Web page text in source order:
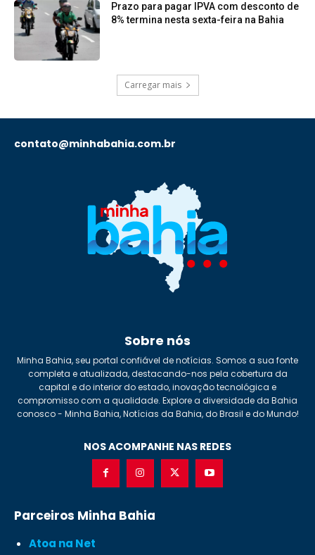
Prazo para pagar IPVA com desconto de
8% termina nesta sexta-feira na Bahia
Carregar mais
contato@minhabahia.com.br
Sobre nós
Minha Bahia, seu portal confiável de notícias. Somos a sua fonte
completa e atualizada, destacando-nos pela cobertura da
capital e do interior do estado, inovação tecnológica e
compromisso com a qualidade. Explore a diversidade da Bahia
conosco - Minha Bahia, Notícias da Bahia, do Brasil e do Mundo!
NOS ACOMPANHE NAS REDES
Parceiros Minha Bahia
Atoa na Net